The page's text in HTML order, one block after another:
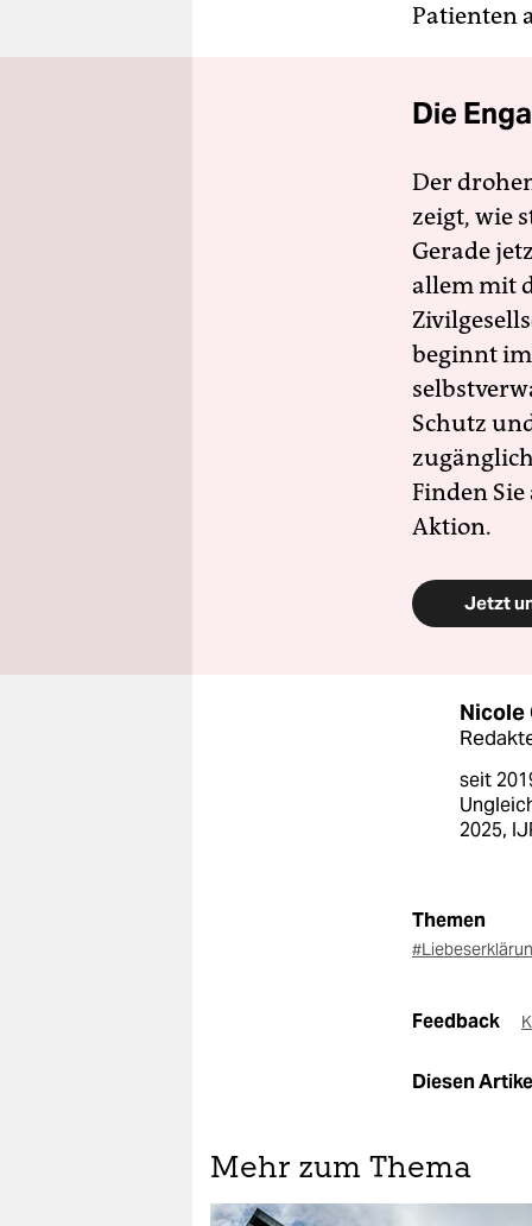
Patienten
Die
Der
zeigt, wie
Gerade
allem mit
beginnt
Schutz
Finden
Aktion.
Jetzt
Nicole
seit
2025,
Themen
Feedback
Diesen
Mehr zum Thema